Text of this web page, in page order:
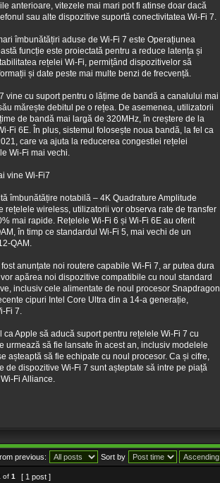
anterioare, vitezele mai mari pot fi atinse doar dacă
sau alte dispozitive suportă conectivitatea Wi-Fi 7.
îmbunătățiri aduse de Wi-Fi 7 este Operațiunea
funcție este proiectată pentru a reduce latența și
rețelei Wi-Fi, permițând dispozitivelor să
și date peste mai multe benzi de frecvență.
vine cu suport pentru o lățime de bandă a canalului mai
mărește debitul pe o rețea. De asemenea, utilizatorii
de bandă mai largă de 320MHz, în creștere de la
Fi 6E. În plus, sistemul folosește noua bandă, la fel ca
care va ajuta la reducerea congestiei rețelei
Wi-Fi mai vechi.
vine Wi-Fi7
îmbunătățire notabilă – 4K Quadrature Amplitude
rețelele wireless, utilizatorii vor observa rate de transfer
mai rapide. Rețelele Wi-Fi 6 și Wi-Fi 6E au oferit
în timp ce standardul Wi-Fi 5, mai vechi de un
QAM.
anunțate noi routere capabile Wi-Fi 7, ar putea dura
apărea noi dispozitive compatibile cu noul standard
inclusiv cele alimentate de noul procesor Snapdragon
cipuri Intel Core Ultra din a 14-a generație,
Fi 7.
ca Apple să aducă suport pentru rețelele Wi-Fi 7 cu
urmează să fie lansate în acest an, inclusiv modelele
așteaptă să fie echipate cu noul procesor. Ca și cifre,
de dispozitive Wi-Fi 7 sunt așteptate să intre pe piață
Fi Alliance.
previous: Sort by
of 1 [ 1 post ]